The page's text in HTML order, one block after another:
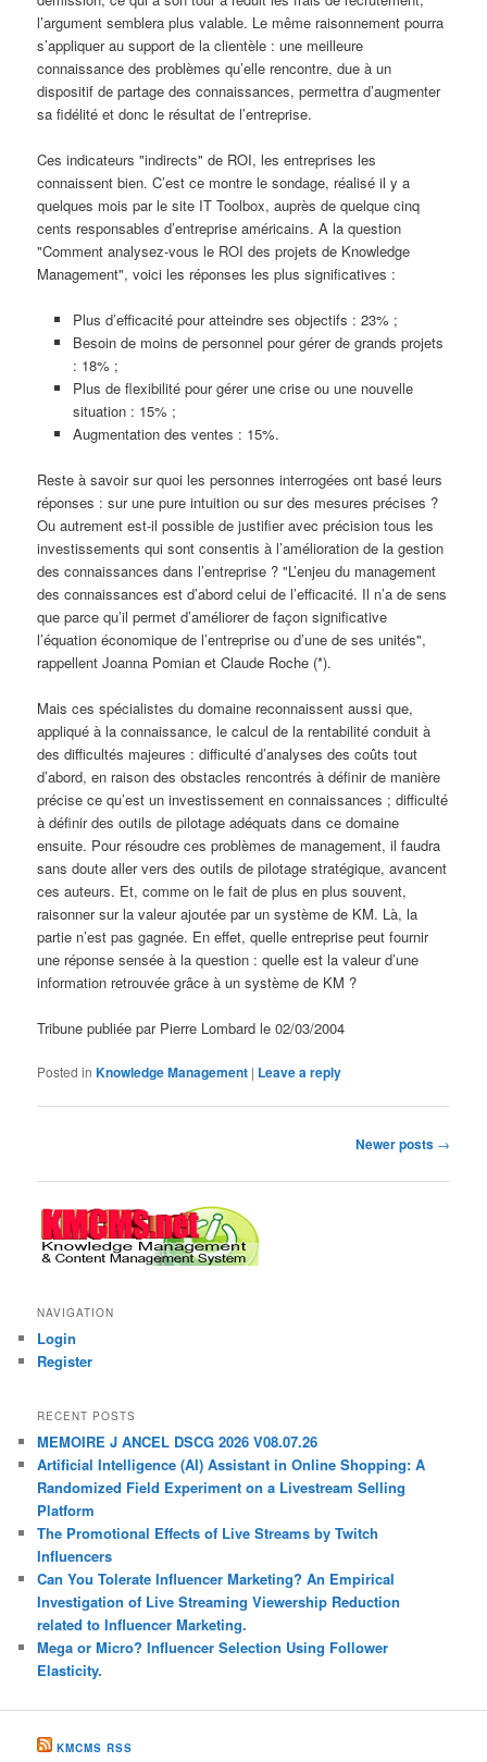
l’argument semblera plus valable. Le même raisonnement pourra
s’appliquer au support de la clientèle : une meilleure
connaissance des problèmes qu’elle rencontre, due à un
dispositif de partage des connaissances, permettra d’augmenter
sa fidélité et donc le résultat de l’entreprise.
Ces indicateurs "indirects" de ROI, les entreprises les
connaissent bien. C’est ce montre le sondage, réalisé il y a
quelques mois par le site IT Toolbox, auprès de quelque cinq
cents responsables d’entreprise américains. A la question
"Comment analysez-vous le ROI des projets de Knowledge
Management", voici les réponses les plus significatives :
Plus d’efficacité pour atteindre ses objectifs : 23% ;
Besoin de moins de personnel pour gérer de grands projets
: 18% ;
Plus de flexibilité pour gérer une crise ou une nouvelle
situation : 15% ;
Augmentation des ventes : 15%.
Reste à savoir sur quoi les personnes interrogées ont basé leurs
réponses : sur une pure intuition ou sur des mesures précises ?
Ou autrement est-il possible de justifier avec précision tous les
investissements qui sont consentis à l’amélioration de la gestion
des connaissances dans l’entreprise ? "L’enjeu du management
des connaissances est d’abord celui de l’efficacité. Il n’a de sens
que parce qu’il permet d’améliorer de façon significative
l’équation économique de l’entreprise ou d’une de ses unités",
rappellent Joanna Pomian et Claude Roche (*).
Mais ces spécialistes du domaine reconnaissent aussi que,
appliqué à la connaissance, le calcul de la rentabilité conduit à
des difficultés majeures : difficulté d’analyses des coûts tout
d’abord, en raison des obstacles rencontrés à définir de manière
précise ce qu’est un investissement en connaissances ; difficulté
à définir des outils de pilotage adéquats dans ce domaine
ensuite. Pour résoudre ces problèmes de management, il faudra
sans doute aller vers des outils de pilotage stratégique, avancent
ces auteurs. Et, comme on le fait de plus en plus souvent,
raisonner sur la valeur ajoutée par un système de KM. Là, la
partie n’est pas gagnée. En effet, quelle entreprise peut fournir
une réponse sensée à la question : quelle est la valeur d’une
information retrouvée grâce à un système de KM ?
Tribune publiée par Pierre Lombard le 02/03/2004
Posted in Knowledge Management | Leave a reply
Newer posts →
NAVIGATION
Login
Register
RECENT POSTS
MEMOIRE J ANCEL DSCG 2026 V08.07.26
Artificial Intelligence (AI) Assistant in Online Shopping: A
Randomized Field Experiment on a Livestream Selling
Platform
The Promotional Effects of Live Streams by Twitch
Influencers
Can You Tolerate Influencer Marketing? An Empirical
Investigation of Live Streaming Viewership Reduction
related to Influencer Marketing.
Mega or Micro? Influencer Selection Using Follower
Elasticity.
KMCMS RSS